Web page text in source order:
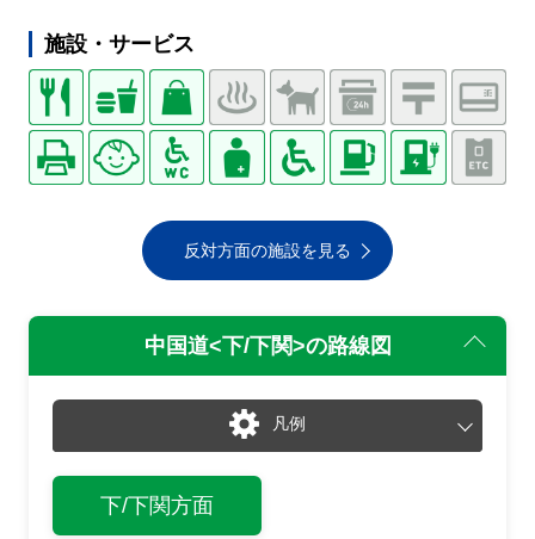
施設・サービス
反対方面の施設を見る
中国道<下/下関>の路線図
凡例
通常
通行止め
下/下関方面